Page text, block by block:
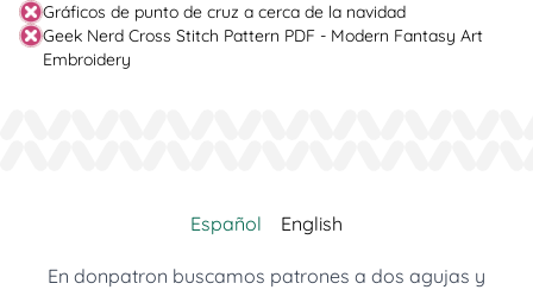
Gráficos de punto de cruz a cerca de la navidad
Geek Nerd Cross Stitch Pattern PDF - Modern Fantasy Art
Embroidery
Español English
En donpatron buscamos patrones a dos agujas y